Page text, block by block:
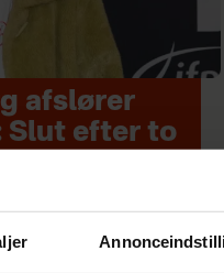
afslører
Slut efter to